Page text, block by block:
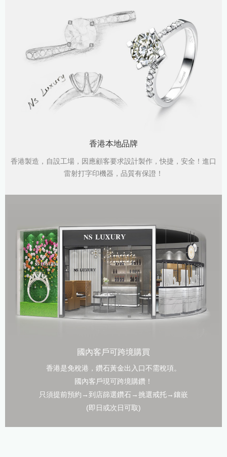
香港本地品牌
香港製造，自設工場，因應顧客要求設計製作，快捷，安全！進口
雷射打字印機器，品質有保證！
國內客戶可跨境購買
香港是免稅港，鑽石黃金出入口不需稅項。
國內客戶現可跨境購鑽！
只須提前預約→到店篩選鑽石→挑選戒托→鑲嵌
(即日或次日可取)